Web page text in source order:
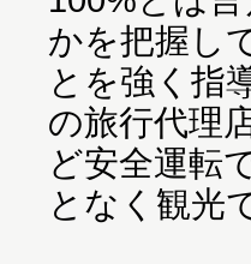
かを把握し
とを強く指
の旅行代理
ど安全運転
となく観光